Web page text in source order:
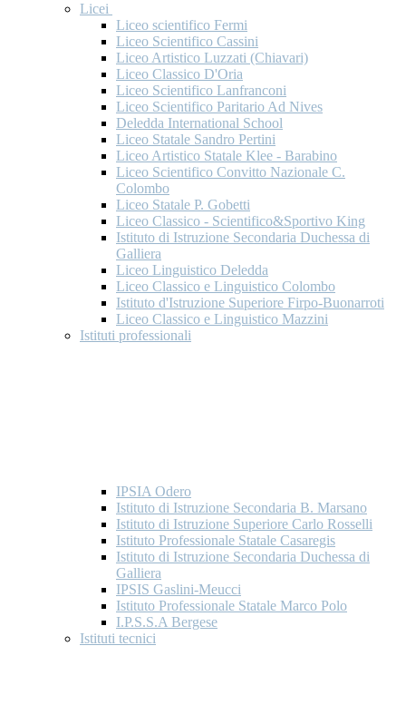
Licei
Liceo scientifico Fermi
Liceo Scientifico Cassini
Liceo Artistico Luzzati (Chiavari)
Liceo Classico D'Oria
Liceo Scientifico Lanfranconi
Liceo Scientifico Paritario Ad Nives
Deledda International School
Liceo Statale Sandro Pertini
Liceo Artistico Statale Klee - Barabino
Liceo Scientifico Convitto Nazionale C.
Colombo
Liceo Statale P. Gobetti
Liceo Classico - Scientifico&Sportivo King
Istituto di Istruzione Secondaria Duchessa di
Galliera
Liceo Linguistico Deledda
Liceo Classico e Linguistico Colombo
Istituto d'Istruzione Superiore Firpo-Buonarroti
Liceo Classico e Linguistico Mazzini
Istituti professionali
IPSIA Odero
Istituto di Istruzione Secondaria B. Marsano
Istituto di Istruzione Superiore Carlo Rosselli
Istituto Professionale Statale Casaregis
Istituto di Istruzione Secondaria Duchessa di
Galliera
IPSIS Gaslini-Meucci
Istituto Professionale Statale Marco Polo
I.P.S.S.A Bergese
Istituti tecnici